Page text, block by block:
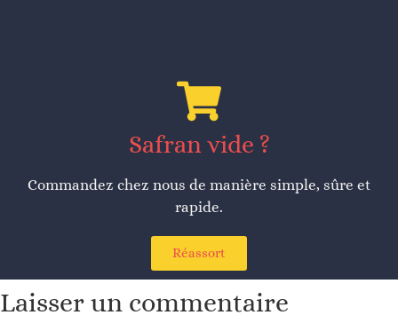
Safran vide ?
Commandez chez nous de manière simple, sûre et
rapide.
Réassort
Laisser un commentaire